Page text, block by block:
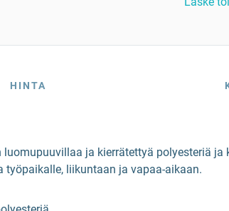
HINTA
ja kierrätettyä polyesteriä
liikuntaan ja vapaa-aikaan.